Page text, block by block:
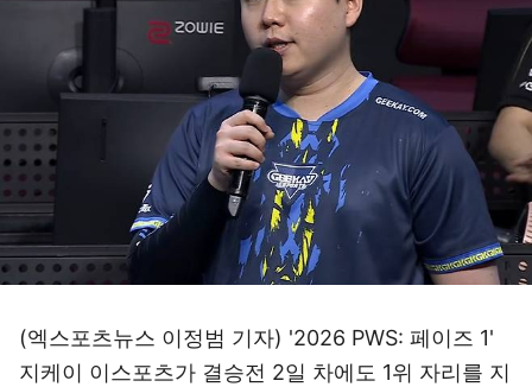
(엑스포츠뉴스 이정범 기자) '2026 PWS: 페이즈 1'
지케이 이스포츠가 결승전 2일 차에도 1위 자리를 지